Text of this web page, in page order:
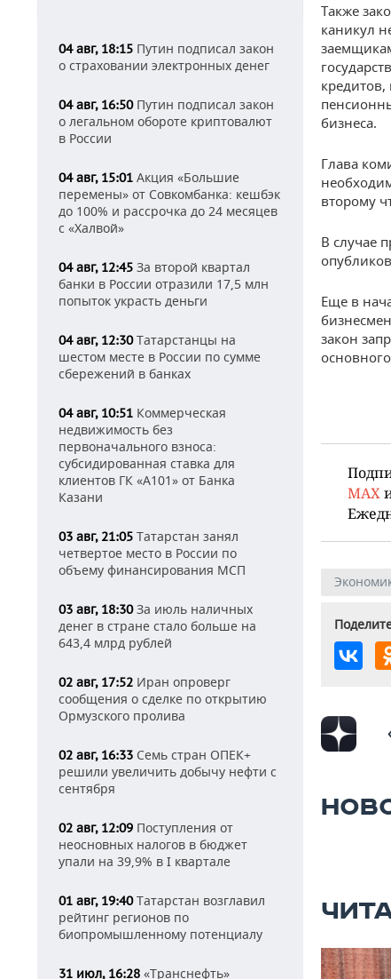
04 авг, 18:15 Путин подписал закон
о страховании электронных денег
04 авг, 16:50Путин подписал закон
о легальном обороте криптовалют
в России
04 авг, 15:01 Акция «Большие
перемены» от Совкомбанка: кешбэк
до 100% и рассрочка до 24 месяцев
с «Халвой»
04 авг, 12:45 За второй квартал
банки в России отразили 17,5 млн
попыток украсть деньги
04 авг, 12:30Татарстанцы на
шестом месте в России по сумме
сбережений в банках
04 авг, 10:51 Коммерческая
недвижимость без
первоначального взноса:
субсидированная ставка для
клиентов ГК «А101» от Банка
Казани
03 авг, 21:05 Татарстан занял
четвертое место в России по
объему финансирования МСП
03 авг, 18:30За июль наличных
денег в стране стало больше на
643,4 млрд рублей
02 авг, 17:52 Иран опроверг
сообщения о сделке по открытию
Ормузского пролива
02 авг, 16:33 Семь стран ОПЕК+
решили увеличить добычу нефти с
сентября
02 авг, 12:09 Поступления от
неосновных налогов в бюджет
упали на 39,9% в I квартале
01 авг, 19:40Татарстан возглавил
рейтинг регионов по
биопромышленному потенциалу
31 июл, 16:28 «Транснефть»
Также
каникул
бизнеса.
Глава
второму
В случае
Еще в
закон
MAX